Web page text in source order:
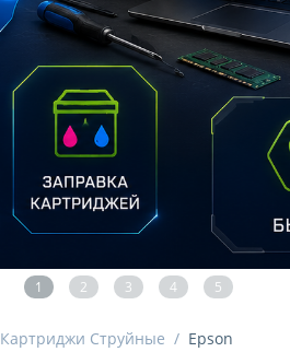
1 2 3 4 5
Картриджи Струйные / Epson